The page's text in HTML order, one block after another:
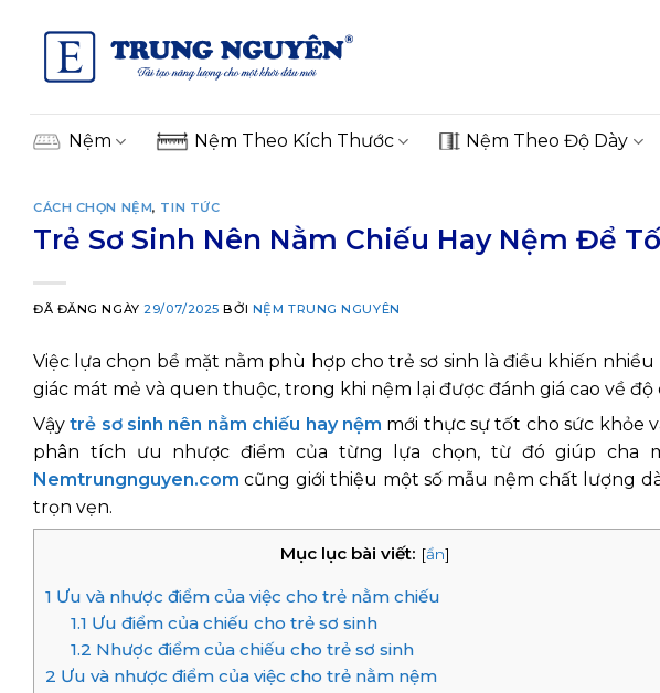
content
Nệm Nệm Theo Kích Thước Nệm Theo Độ Dày
CÁCH CHỌN NỆM, TIN TỨC
Trẻ Sơ Sinh Nên Nằm Chiếu Hay Nệm Để
ĐÃ ĐĂNG NGÀY29/07/2025 BỞI NỆM TRUNG NGUYÊN
Việc lựa chọn bề mặt nằm phù hợp cho trẻ sơ sinh là điều khiến
giác mát mẻ và quen thuộc, trong khi nệm lại được đánh giá cao về độ
Vậytrẻ sơ sinh nên nằm chiếu hay nệm mới thực sự tốt cho sức khỏe
phân tích ưu nhược điểm của từng lựa chọn, từ đó giúp cha
Nemtrungnguyen.com cũng giới thiệu một số mẫu nệm chất lượng
trọn vẹn.
Mục lục bài viết: [ẩn]
1 Ưu và nhược điểm của việc cho trẻ nằm chiếu
1.1 Ưu điểm của chiếu cho trẻ sơ sinh
1.2 Nhược điểm của chiếu cho trẻ sơ sinh
2 Ưu và nhược điểm của việc cho trẻ nằm nệm